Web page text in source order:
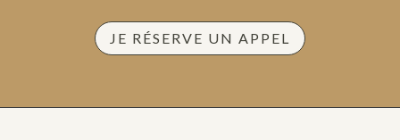
JE RÉSERVE UN APPEL